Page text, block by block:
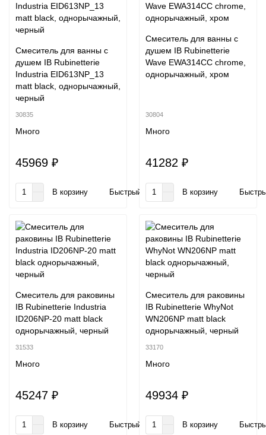
Смеситель для ванны с
душем IB Rubinetterie
Industria EID613NP_13
matt black, однорычажный,
черный
30835
Много
45969 ₽
В корзину Быстрый заказ
Смеситель для ванны с
душем IB Rubinetterie
Wave EWA314CC chrome,
однорычажный, хром
30804
Много
41282 ₽
В корзину
Смеситель для раковины
IB Rubinetterie Industria
ID206NP-20 matt black
однорычажный, черный
31533
Много
45247 ₽
В корзину Быстрый заказ
Смеситель для раковины
IB Rubinetterie WhyNot
WN206NP matt black
однорычажный, черный
33170
Много
49934 ₽
В корзину